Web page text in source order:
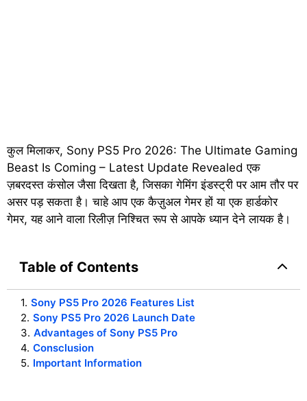
कुल मिलाकर, Sony PS5 Pro 2026: The Ultimate Gaming
Beast Is Coming – Latest Update Revealed एक
ज़बरदस्त कंसोल जैसा दिखता है, जिसका गेमिंग इंडस्ट्री पर आम तौर पर
असर पड़ सकता है। चाहे आप एक कैज़ुअल गेमर हों या एक हार्डकोर
गेमर, यह आने वाला रिलीज़ निश्चित रूप से आपके ध्यान देने लायक है।
Table of Contents
1. Sony PS5 Pro 2026 Features List
2. Sony PS5 Pro 2026 Launch Date
3. Advantages of Sony PS5 Pro
4. Consclusion
5. Important Information